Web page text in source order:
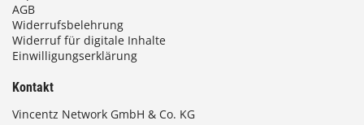
AGB
Widerrufsbelehrung
Widerruf für digitale Inhalte
Einwilligungserklärung
Kontakt
Vincentz Network GmbH & Co. KG